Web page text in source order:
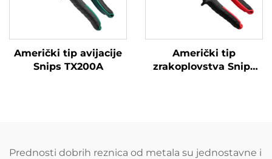
Američki tip avijacije
Snips TX200A
Američki tip
zrakoplovstva Snips
Prednosti dobrih reznica od metala su jednostavne i